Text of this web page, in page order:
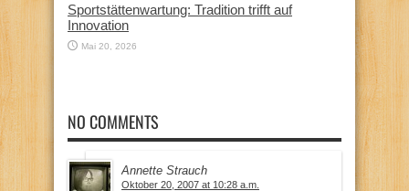
Sportstättenwartung: Tradition trifft auf
Innovation
Mai 20, 2026
NO COMMENTS
Annette Strauch
Oktober 20, 2007 at 10:28 a.m.